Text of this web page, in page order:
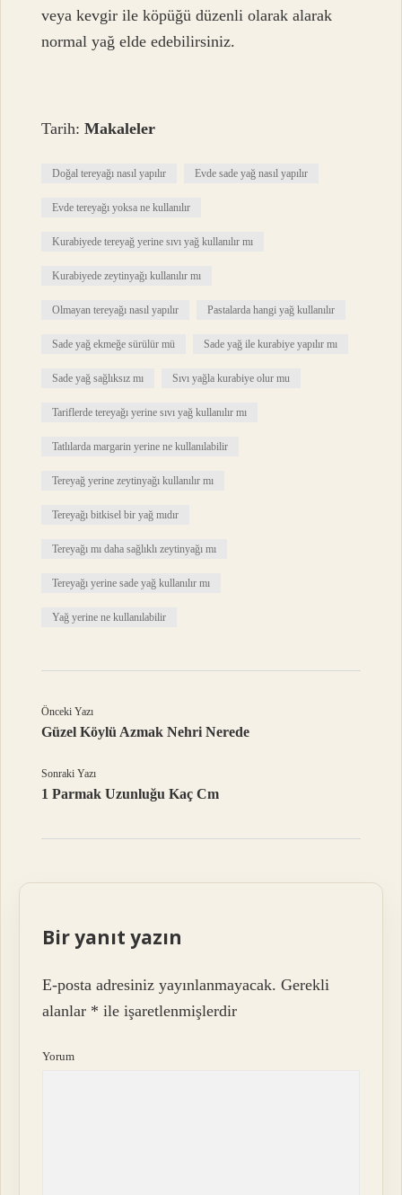
veya kevgir ile köpüğü düzenli olarak alarak
normal yağ elde edebilirsiniz.
Tarih:Makaleler
Doğal tereyağı nasıl yapılır Evde sade yağ nasıl yapılır
Evde tereyağı yoksa ne kullanılır
Kurabiyede tereyağ yerine sıvı yağ kullanılır mı
Kurabiyede zeytinyağı kullanılır mı
Olmayan tereyağı nasıl yapılır Pastalarda hangi yağ kullanılır
Sade yağ ekmeğe sürülür mü Sade yağ ile kurabiye yapılır mı
Sade yağ sağlıksız mı Sıvı yağla kurabiye olur mu
Tariflerde tereyağı yerine sıvı yağ kullanılır mı
Tatlılarda margarin yerine ne kullanılabilir
Tereyağ yerine zeytinyağı kullanılır mı
Tereyağı bitkisel bir yağ mıdır
Tereyağı mı daha sağlıklı zeytinyağı mı
Tereyağı yerine sade yağ kullanılır mı
Yağ yerine ne kullanılabilir
Önceki Yazı
Güzel Köylü Azmak Nehri Nerede
Sonraki Yazı
1 Parmak Uzunluğu Kaç Cm
Bir yanıt yazın
E-posta adresiniz yayınlanmayacak. Gerekli
alanlar * ile işaretlenmişlerdir
Yorum